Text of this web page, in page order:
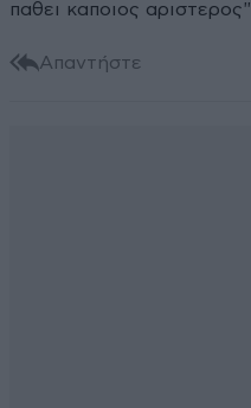
παθει καποιος αριστερος"
Απαντήστε